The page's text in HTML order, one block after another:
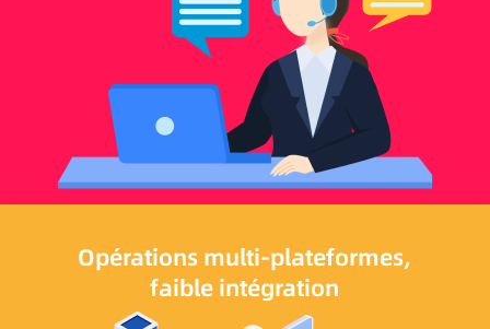
Opérations multi-plateformes,
faible intégration